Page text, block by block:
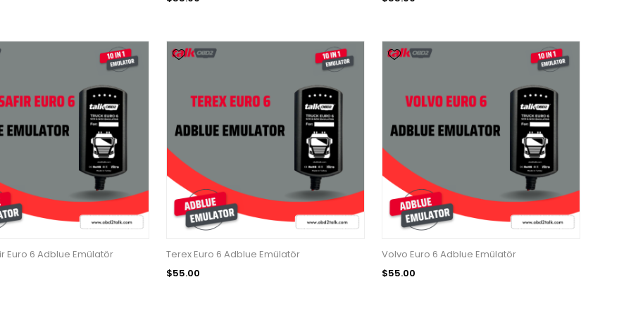
Euro 6 Adblue Emülatör
Terex Euro 6 Adblue Emülatör
$55.00
Volvo Euro 6 Adblue Emülatör
$55.00